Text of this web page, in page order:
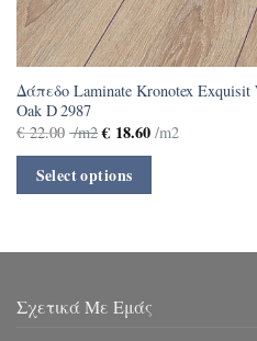
Δάπεδο Laminate Kronotex Exquisit
Oak D 2987
€22.00 /m2 € 18.60 /m2
Select options
Σχετικά Με Εμάς